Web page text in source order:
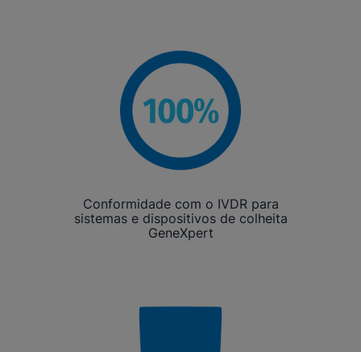
Conformidade com o IVDR para
sistemas e dispositivos de colheita
GeneXpert